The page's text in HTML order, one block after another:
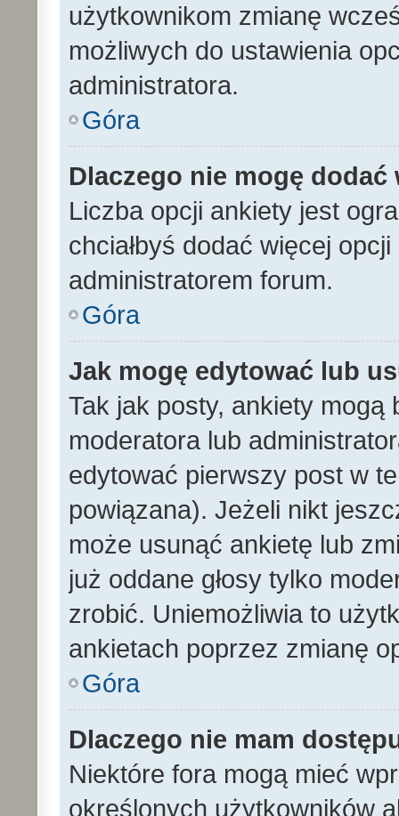
użytkownikom zmianę
możliwych do ustawienia
administratora.
Góra
Dlaczego nie mogę
Liczba opcji ankiety jest
chciałbyś dodać więcej
administratorem forum.
Góra
Jak mogę edytować lub
Tak jak posty, ankiety
moderatora lub
edytować pierwszy post w
powiązana). Jeżeli nikt
może usunąć ankietę lub
już oddane głosy tylko
zrobić. Uniemożliwia to
ankietach poprzez zmianę
Góra
Dlaczego nie mam
Niektóre fora mogą mieć
określonych użytkowników